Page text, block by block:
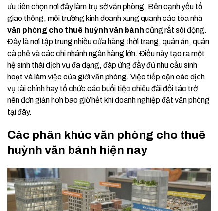
ưu tiên chọn nơi đây làm trụ sở văn phòng. Bên cạnh yếu tố
giao thông, môi trường kinh doanh xung quanh các tòa nhà
văn phòng cho thuê huỳnh văn bánh cũng rất sôi động.
Đây là nơi tập trung nhiều cửa hàng thời trang, quán ăn, quán
cà phê và các chi nhánh ngân hàng lớn. Điều này tạo ra một
hệ sinh thái dịch vụ đa dạng, đáp ứng đầy đủ nhu cầu sinh
hoạt và làm việc của giới văn phòng. Việc tiếp cận các dịch
vụ tài chính hay tổ chức các buổi tiệc chiêu đãi đối tác trở
nên đơn giản hơn bao giờ hết khi doanh nghiệp đặt văn phòng
tại đây.
Các phân khúc văn phòng cho thuê
huỳnh văn bánh hiện nay